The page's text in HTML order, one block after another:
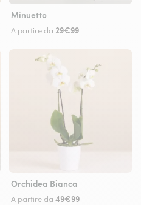
Minuetto
A partire da 29€99
Orchidea Bianca
A partire da 49€99